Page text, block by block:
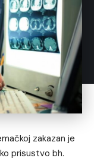
zakazan je
prisustvo bh.